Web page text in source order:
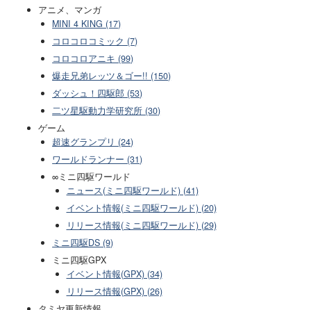
アニメ、マンガ
MINI 4 KING (17)
コロコロコミック (7)
コロコロアニキ (99)
爆走兄弟レッツ＆ゴー!! (150)
ダッシュ！四駆郎 (53)
二ツ星駆動力学研究所 (30)
ゲーム
超速グランプリ (24)
ワールドランナー (31)
∞ミニ四駆ワールド
ニュース(ミニ四駆ワールド) (41)
イベント情報(ミニ四駆ワールド) (20)
リリース情報(ミニ四駆ワールド) (29)
ミニ四駆DS (9)
ミニ四駆GPX
イベント情報(GPX) (34)
リリース情報(GPX) (26)